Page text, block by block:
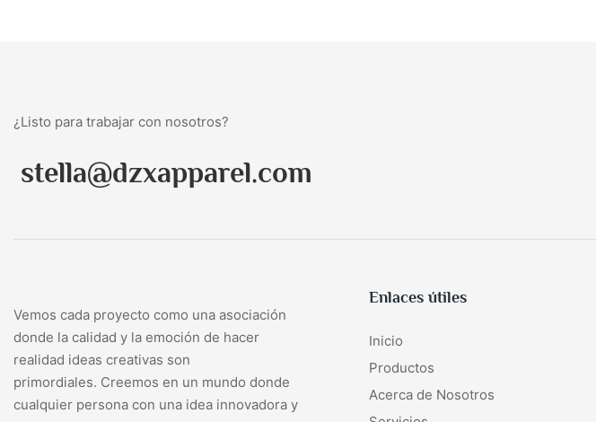
¿Listo para trabajar con nosotros?
stella@dzxapparel.com
Vemos cada proyecto como una asociación
donde la calidad y la emoción de hacer
realidad ideas creativas son
primordiales. Creemos en un mundo donde
cualquier persona con una idea innovadora y
Enlaces útiles
Inicio
Productos
Acerca de Nosotros